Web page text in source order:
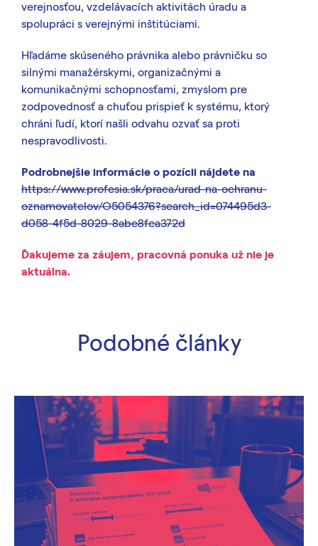
verejnosťou, vzdelávacích aktivitách úradu a
spolupráci s verejnými inštitúciami.
Hľadáme skúseného právnika alebo právničku so
silnými manažérskymi, organizačnými a
komunikačnými schopnosťami, zmyslom pre
zodpovednosť a chuťou prispieť k systému, ktorý
chráni ľudí, ktorí našli odvahu ozvať sa proti
nespravodlivosti.
Podrobnejšie informácie o pozícii nájdete na
https://www.profesia.sk/praca/urad-na-ochranu-
oznamovatelov/O5054376?search_id=074495d3-
d058-4f5d-8029-8abe8fca372d
Ďakujeme za záujem, pracovná ponuka už nie je
aktuálna.
Podobné články